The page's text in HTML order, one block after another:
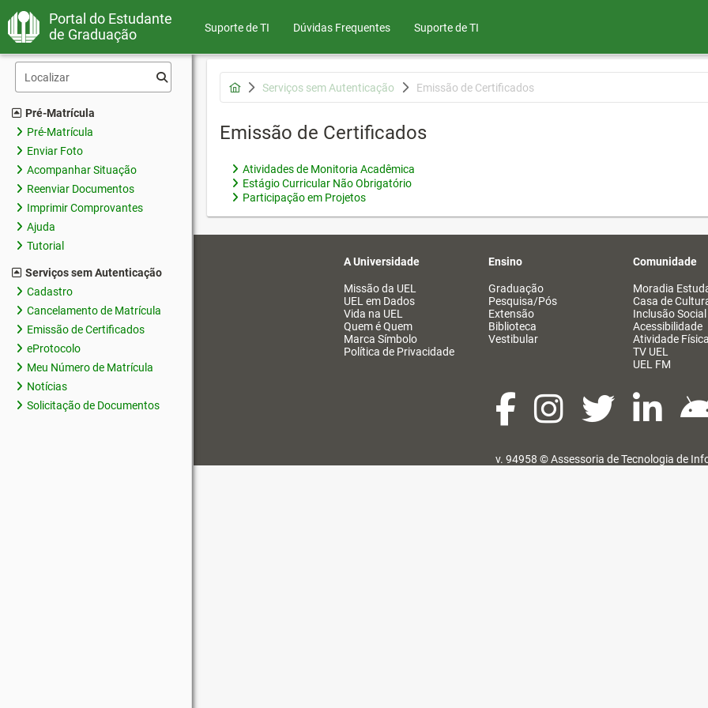
Portal do Estudante
de Graduação
Suporte de TI Dúvidas Frequentes Suporte de TI
Pré-Matrícula
Pré-Matrícula
Enviar Foto
Acompanhar Situação
Reenviar Documentos
Imprimir Comprovantes
Ajuda
Tutorial
Serviços sem Autenticação
Cadastro
Cancelamento de Matrícula
Emissão de Certificados
eProtocolo
Meu Número de Matrícula
Notícias
Solicitação de Documentos
Serviços sem Autenticação Emissão de Certificados
Emissão de Certificados
Atividades de Monitoria Acadêmica
Estágio Curricular Não Obrigatório
Participação em Projetos
A Universidade
Missão da UEL
UEL em Dados
Vida na UEL
Quem é Quem
Marca Símbolo
Política de Privacidade
Ensino
Graduação
Pesquisa/Pós
Extensão
Biblioteca
Vestibular
Comunidade
Moradia
Casa de
Inclusão Social
Acessibilidade
Atividade Física
TV UEL
UEL FM
v. 94958 ©Assessoria de Tecnologia de